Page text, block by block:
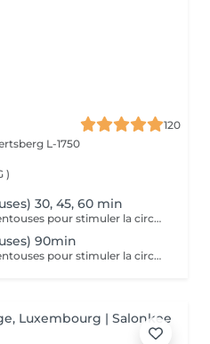
120
L-1750
)
30, 45, 60 min
Une technique utilisant des ventouses pour stimuler la circulation, réduire les douleurs musculaires et favoriser la détoxification.
90min
Une technique utilisant des ventouses pour stimuler la circulation, réduire les douleurs musculaires et favoriser la détoxification.